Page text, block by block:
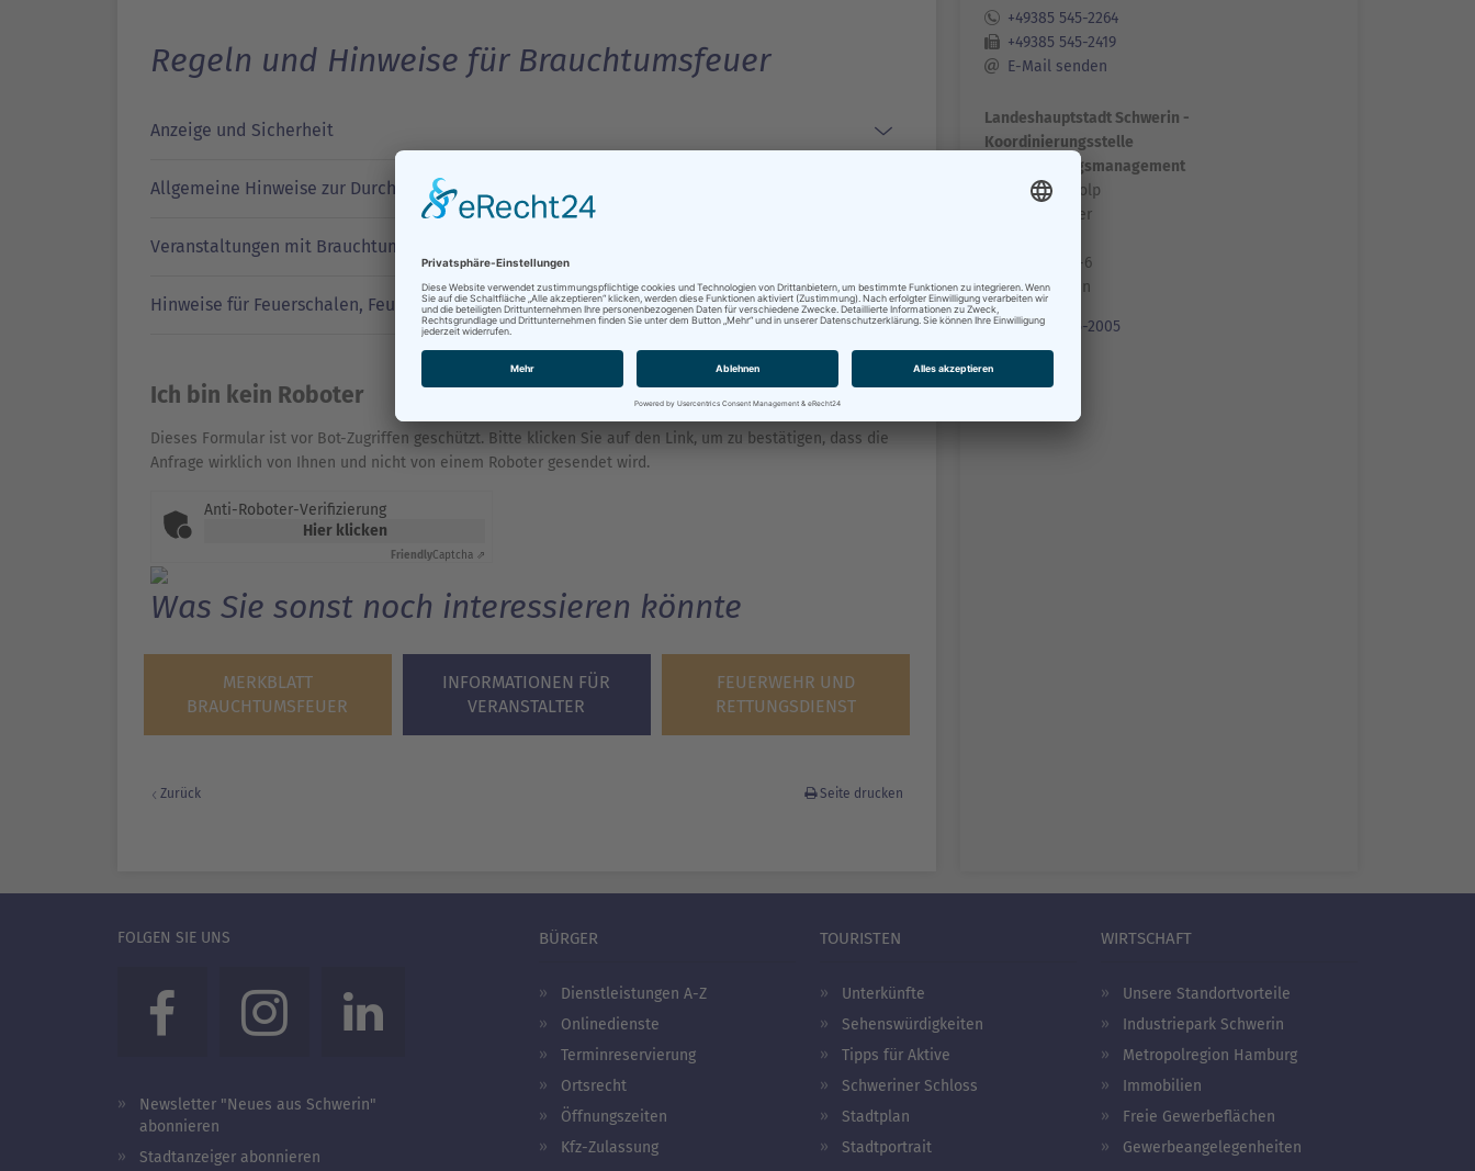
Regeln und Hinweise für Brauchtumsfeuer
Anzeige und Sicherheit
Allgemeine Hinweise zur Durchführung eines Brauchtumsfeuers
Veranstaltungen mit Brauchtumsfeuer
Hinweise für Feuerschalen, Feuerkörbe, Grills, Terrassenöfen usw.
Ich bin kein Roboter
Dieses Formular ist vor Bot-Zugriffen geschützt. Bitte klicken Sie auf den Link, um zu bestätigen, dass die
Anfrage wirklich von Ihnen und nicht von einem Roboter gesendet wird.
Anti-Roboter-Verifizierung
Hier klicken
FriendlyCaptcha ⇗
Was Sie sonst noch interessieren könnte
MERKBLATT
BRAUCHTUMSFEUER
INFORMATIONEN FÜR
VERANSTALTER
FEUERWEHR UND
RETTUNGSDIENST
Zurück Seite drucken
+49385 545-2264
+49385 545-2419
E-Mail senden
Landeshauptstadt Schwerin -
Koordinierungsstelle
Veranstaltungsmanagement
Herr Heiko Stolp
Sachbearbeiter
Am Packhof 2-6
19053 Schwerin
+49385 545-2005
FOLGEN SIE UNS
Newsletter "Neues aus Schwerin"
abonnieren
Stadtanzeiger abonnieren
BÜRGER
Dienstleistungen A-Z
Onlinedienste
Terminreservierung
Ortsrecht
Öffnungszeiten
Kfz-Zulassung
TOURISTEN
Unterkünfte
Sehenswürdigkeiten
Tipps für Aktive
Schweriner Schloss
Stadtplan
Stadtportrait
WIRTSCHAFT
Unsere Standortvorteile
Industriepark Schwerin
Metropolregion Hamburg
Immobilien
Freie Gewerbeflächen
Gewerbeangelegenheiten